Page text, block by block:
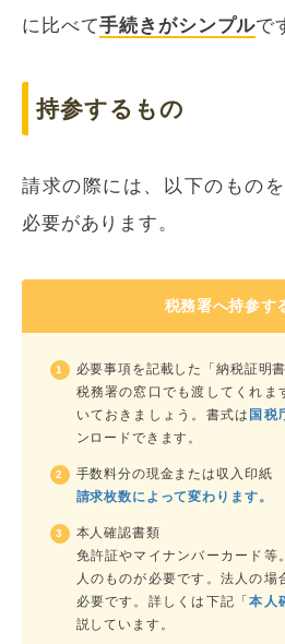
に比べて手続きがシンプルで
持参するもの
請求の際には、以下のもの
必要があります。
税務署へ持参す
必要事項を記載した「納税証明
税務署の窓口でも渡してくれま
いておきましょう。書式は 国税
ンロードできます。
手数料分の現金または収入印紙
請求枚数によって変わります。
本人確認書類
免許証やマイナンバーカード等
人のものが必要です。法人の場
必要です。詳しくは下記「本人
説しています。